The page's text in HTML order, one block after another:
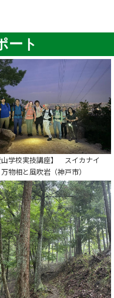
ート
山学校実技講座】 スイカナイ
万物相と風吹岩（神戸市）